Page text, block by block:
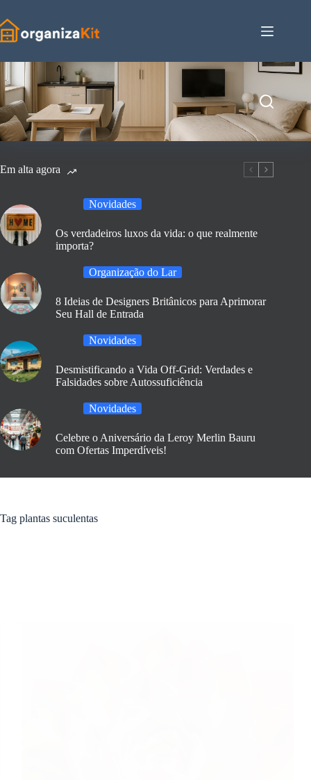
para
o
conteúdo
Em alta agora
Novidades
Os verdadeiros luxos da vida: o que realmente
importa?
Organização do Lar
8 Ideias de Designers Britânicos para Aprimorar
Seu Hall de Entrada
Novidades
Desmistificando a Vida Off-Grid: Verdades e
Falsidades sobre Autossuficiência
Novidades
Celebre o Aniversário da Leroy Merlin Bauru
com Ofertas Imperdíveis!
Tag plantas suculentas